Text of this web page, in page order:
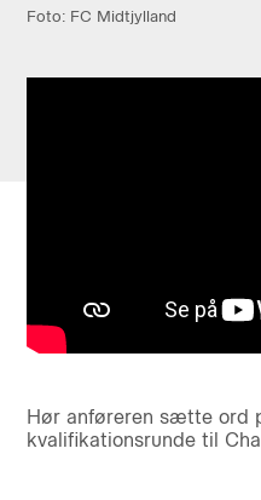
Foto: FC Midtjylland
Hør anføreren sætte ord
kvalifikationsrunde til